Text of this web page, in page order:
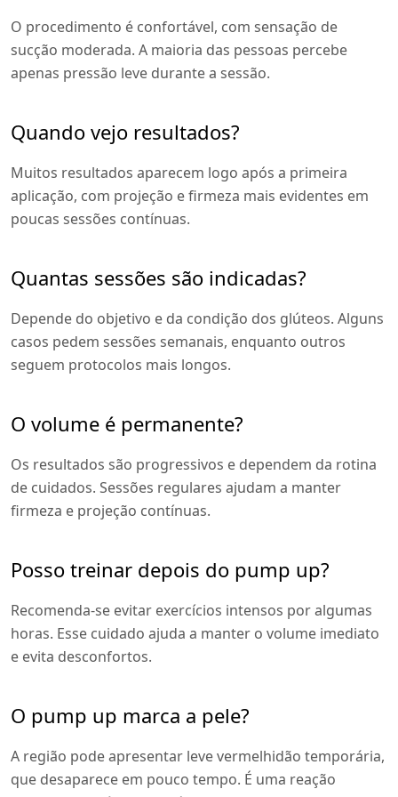
O procedimento é confortável, com sensação de
sucção moderada. A maioria das pessoas percebe
apenas pressão leve durante a sessão.
Quando vejo resultados?
Muitos resultados aparecem logo após a primeira
aplicação, com projeção e firmeza mais evidentes em
poucas sessões contínuas.
Quantas sessões são indicadas?
Depende do objetivo e da condição dos glúteos. Alguns
casos pedem sessões semanais, enquanto outros
seguem protocolos mais longos.
O volume é permanente?
Os resultados são progressivos e dependem da rotina
de cuidados. Sessões regulares ajudam a manter
firmeza e projeção contínuas.
Posso treinar depois do pump up?
Recomenda-se evitar exercícios intensos por algumas
horas. Esse cuidado ajuda a manter o volume imediato
e evita desconfortos.
O pump up marca a pele?
A região pode apresentar leve vermelhidão temporária,
que desaparece em pouco tempo. É uma reação